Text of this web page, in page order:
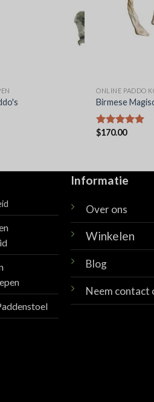
ONLINE PADDO
Birmese
Waardering
$170.00
Informatie
Over ons
Winkelen
Blog
Neem contact